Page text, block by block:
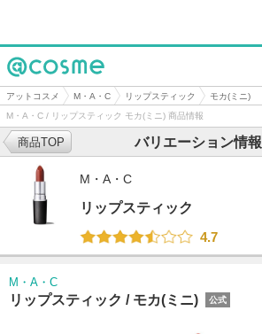
@cosme
アットコスメ M・A・C リップスティック
モカ(ミニ)
M・A・C / リップスティック モカ(ミニ) 商品情報
バリエーション情報
商品TOP
M・A・C
リップスティック
4.7
M・A・C
リップスティック / モカ(ミニ) 公式